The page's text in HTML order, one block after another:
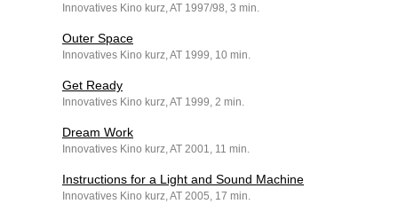
Innovatives Kino kurz, AT 1997/98, 3 min.
Outer Space
Innovatives Kino kurz, AT 1999, 10 min.
Get Ready
Innovatives Kino kurz, AT 1999, 2 min.
Dream Work
Innovatives Kino kurz, AT 2001, 11 min.
Instructions for a Light and Sound Machine
Innovatives Kino kurz, AT 2005, 17 min.